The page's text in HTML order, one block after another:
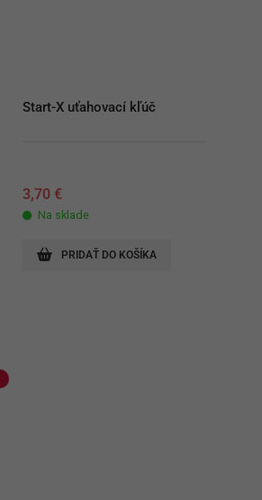
Start-X uťahovací kľúč
3,70 €
Na sklade
PRIDAŤ DO KOŠÍKA